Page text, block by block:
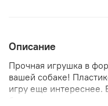
Описание
Прочная игрушка в
вашей собаке!
игру еще